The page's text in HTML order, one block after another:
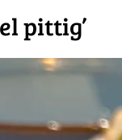
pittig’